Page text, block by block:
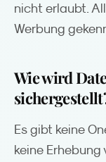
nicht erlaubt.
Werbung
Wie wird
Es gibt keine
keine